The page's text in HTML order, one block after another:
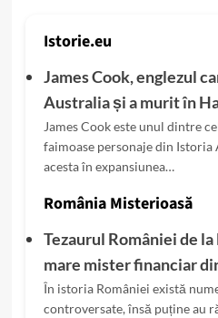
Istorie.eu
James Cook, englezul
Australia și a murit în
James Cook este unul dintre
faimoase personaje din
acesta în expansiunea…
România Misterioasă
Tezaurul României de
mare mister financiar
În istoria României există
controversate, însă puține au